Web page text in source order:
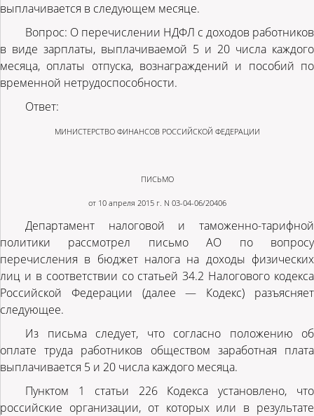
выплачивается в следующем месяце.
Вопрос: О перечислении НДФЛ с доходов работников
в виде зарплаты, выплачиваемой 5 и 20 числа каждого
месяца, оплаты отпуска, вознаграждений и пособий по
временной нетрудоспособности.
Ответ:
МИНИСТЕРСТВО ФИНАНСОВ РОССИЙСКОЙ ФЕДЕРАЦИИ
ПИСЬМО
от 10 апреля 2015 г. N 03-04-06/20406
Департамент налоговой и таможенно-тарифной
политики рассмотрел письмо АО по вопросу
перечисления в бюджет налога на доходы физических
лиц и в соответствии со статьей 34.2 Налогового кодекса
Российской Федерации (далее — Кодекс) разъясняет
следующее.
Из письма следует, что согласно положению об
оплате труда работников обществом заработная плата
выплачивается 5 и 20 числа каждого месяца.
Пунктом 1 статьи 226 Кодекса установлено, что
российские организации, от которых или в результате